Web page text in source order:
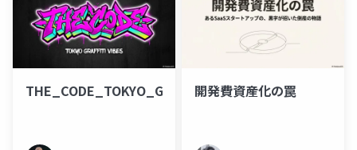
THE_CODE_TOKYO_GRAFFITI_VIBES
開発費資産化の罠